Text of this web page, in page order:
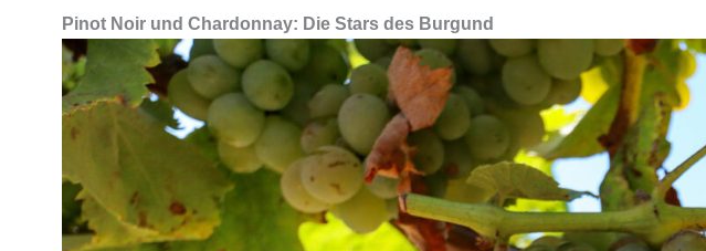
Pinot Noir und Chardonnay: Die Stars des Burgund